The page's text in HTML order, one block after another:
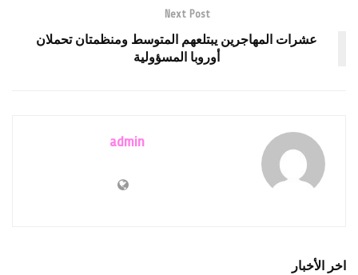
Next Post
عشرات المهاجرين يبتلعهم المتوسط ومنظمتان تحملان
أوروبا المسؤولية
admin
اخر الأخبار